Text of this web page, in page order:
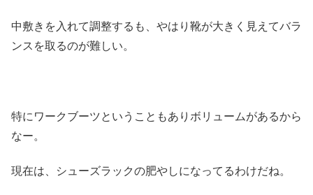
中敷きを入れて調整するも、やはり靴が大きく見えてバラ
ンスを取るのが難しい。
特にワークブーツということもありボリュームがあるから
なー。
現在は、シューズラックの肥やしになってるわけだね。